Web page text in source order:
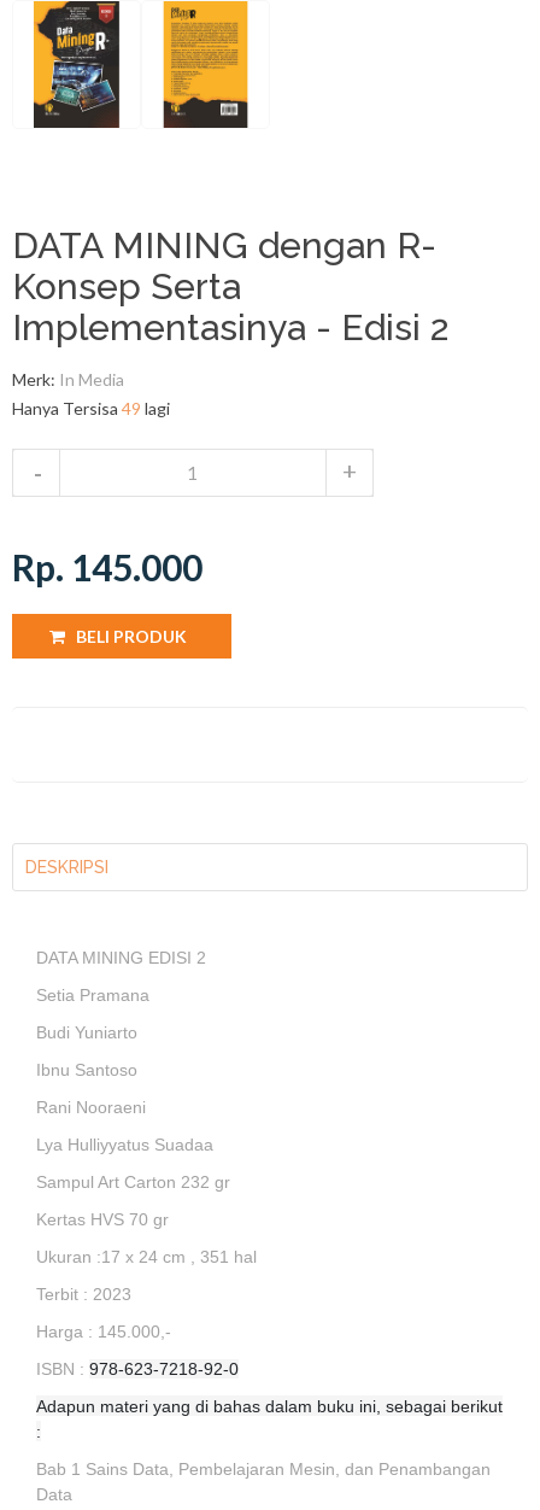
DATA MINING dengan R-
Konsep Serta
Implementasinya - Edisi 2
Merk: In Media
Hanya Tersisa 49 lagi
Rp. 145.000
BELI PRODUK
DESKRIPSI
DATA MINING EDISI 2
Setia Pramana
Budi Yuniarto
Ibnu Santoso
Rani Nooraeni
Lya Hulliyyatus Suadaa
Sampul Art Carton 232 gr
Kertas HVS 70 gr
Ukuran :17 x 24 cm , 351 hal
Terbit : 2023
Harga : 145.000,-
ISBN : 978-623-7218-92-0
Adapun materi yang di bahas dalam buku ini, sebagai berikut
:
Bab 1 Sains Data, Pembelajaran Mesin, dan Penambangan
Data